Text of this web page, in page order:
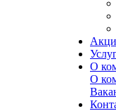
О
О